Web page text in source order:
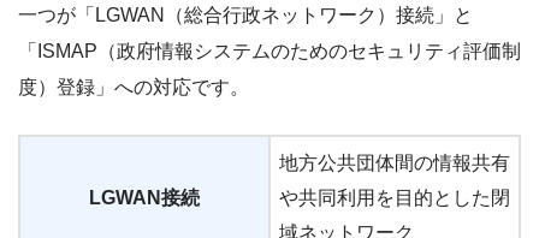
一つが「LGWAN（総合行政ネットワーク）接続」と
「ISMAP（政府情報システムのためのセキュリティ評価制
度）登録」への対応です。
LGWAN接続
地方公共団体間の情報共有
や共同利用を目的とした閉
域ネットワーク